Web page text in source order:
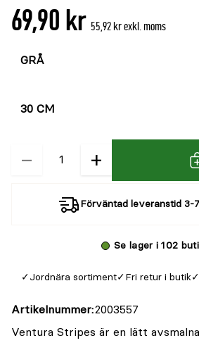
69,90 kr 55,92 kr exkl. moms
−
Kvantitet +
Förväntad leveranstid 3-
Se lager i 102
Jordnära sortiment Fri retur i butik
Artikelnummer 2003557
Ventura Stripes är en lätt